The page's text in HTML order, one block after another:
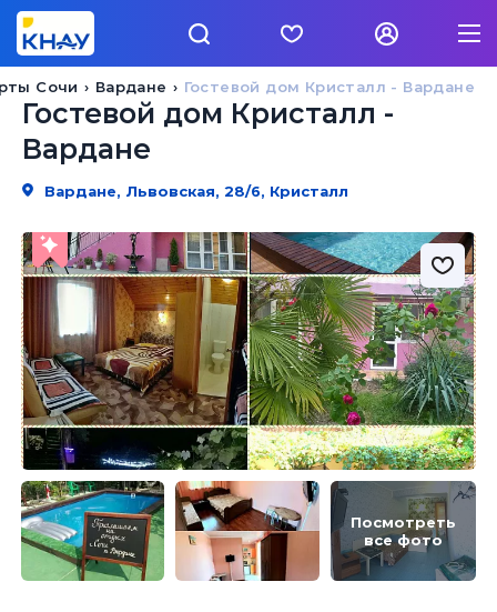
Гостевой дом Кристалл - Вардане
Вардане
Сочи
Гостевой дом Кристалл -
Вардане
Вардане, Львовская, 28/6, Кристалл
Посмотреть
все фото